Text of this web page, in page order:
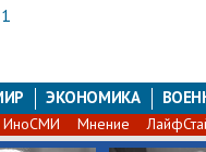
ЭКОНОМИКА
ИноСМИ Мнение